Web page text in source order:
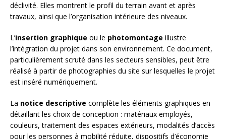
déclivité. Elles montrent le profil du terrain avant et après
travaux, ainsi que l’organisation intérieure des niveaux.
L’insertion graphique ou le photomontage illustre
l’intégration du projet dans son environnement. Ce document,
particulièrement scruté dans les secteurs sensibles, peut être
réalisé à partir de photographies du site sur lesquelles le projet
est inséré numériquement.
La notice descriptive complète les éléments graphiques en
détaillant les choix de conception : matériaux employés,
couleurs, traitement des espaces extérieurs, modalités d’accès
pour les personnes à mobilité réduite, dispositifs d’économie